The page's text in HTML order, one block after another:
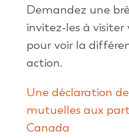
Demandez une
invitez-les à
pour voir la
action.
Une déclaration
mutuelles aux
Canada